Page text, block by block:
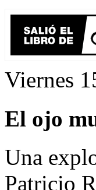
Viernes
El ojo
Una
Patricio